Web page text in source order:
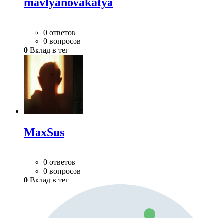
0 ответов
0 вопросов
0 Вклад в тег
MaxSus
0 ответов
0 вопросов
0 Вклад в тег